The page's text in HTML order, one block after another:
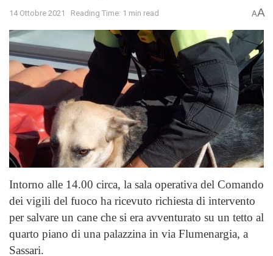
14 Ottobre 2021 Reading Time: 1 min read AA
Intorno alle 14.00 circa, la sala operativa del Comando
dei vigili del fuoco ha ricevuto richiesta di intervento
per salvare un cane che si era avventurato su un tetto al
quarto piano di una palazzina in via Flumenargia, a
Sassari.